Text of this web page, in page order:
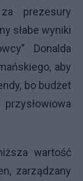
prezesury
słabe wyniki
Donalda
aby
bo budżet
wartość
zarządzany